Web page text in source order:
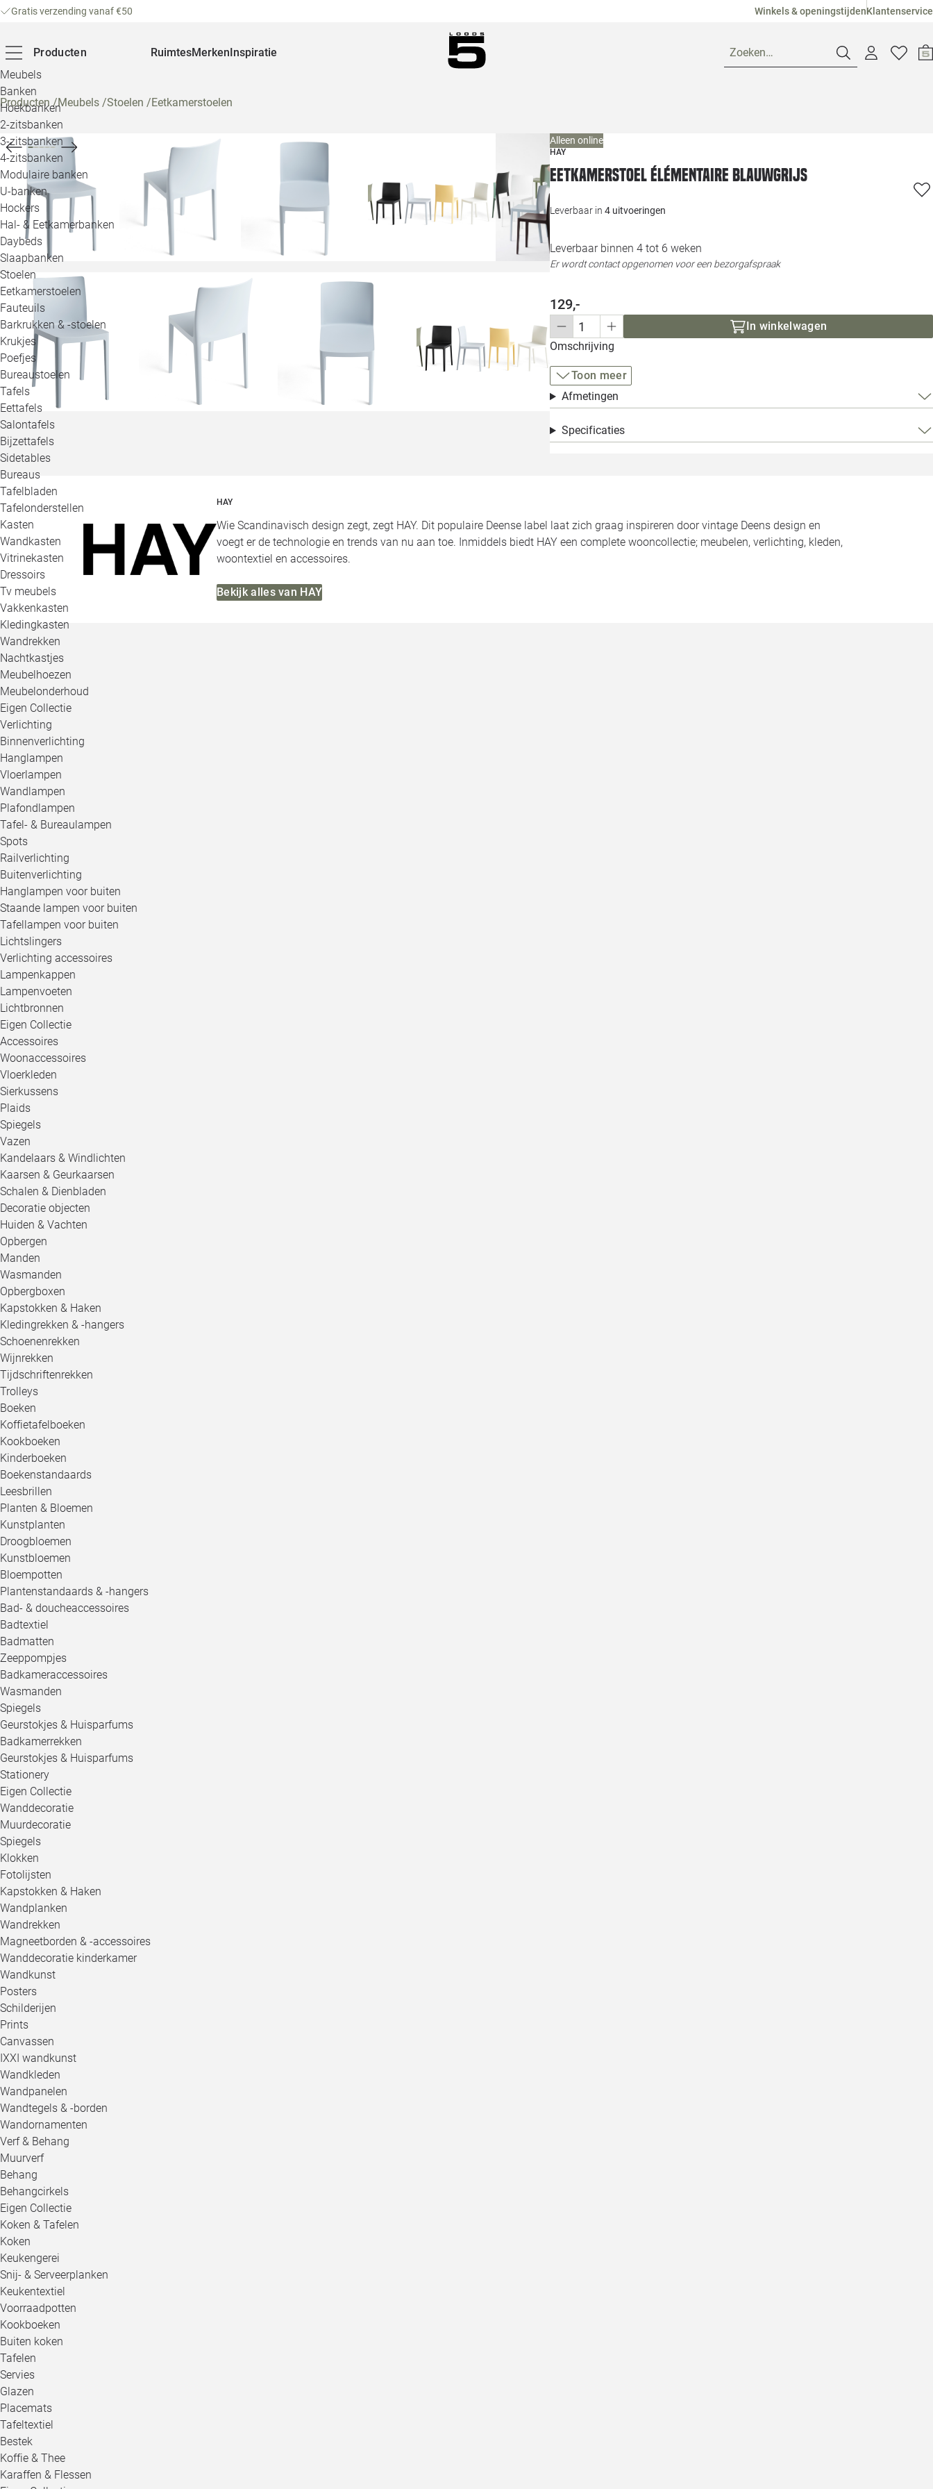
Gratis verzending vanaf €50 Winkels & openingstijdenKlantenservice
Producten
Meubels
Banken
Hoekbanken
2-zitsbanken
3-zitsbanken
4-zitsbanken
Modulaire banken
U-banken
Hockers
Hal- & Eetkamerbanken
Daybeds
Slaapbanken
Stoelen
Eetkamerstoelen
Fauteuils
Barkrukken & -stoelen
Krukjes
Poefjes
Bureaustoelen
Tafels
Eettafels
Salontafels
Bijzettafels
Sidetables
Bureaus
Tafelbladen
Tafelonderstellen
Kasten
Wandkasten
Vitrinekasten
Dressoirs
Tv meubels
Vakkenkasten
Kledingkasten
Wandrekken
Nachtkastjes
Meubelhoezen
Meubelonderhoud
Eigen Collectie
Verlichting
Binnenverlichting
Hanglampen
Vloerlampen
Wandlampen
Plafondlampen
Tafel- & Bureaulampen
Spots
Railverlichting
Buitenverlichting
Hanglampen voor buiten
Staande lampen voor buiten
Tafellampen voor buiten
Lichtslingers
Verlichting accessoires
Lampenkappen
Lampenvoeten
Lichtbronnen
Eigen Collectie
Accessoires
Woonaccessoires
Vloerkleden
Sierkussens
Plaids
Spiegels
Vazen
Kandelaars & Windlichten
Kaarsen & Geurkaarsen
Schalen & Dienbladen
Decoratie objecten
Huiden & Vachten
Opbergen
Manden
Wasmanden
Opbergboxen
Kapstokken & Haken
Kledingrekken & -hangers
Schoenenrekken
Wijnrekken
Tijdschriftenrekken
Trolleys
Boeken
Koffietafelboeken
Kookboeken
Kinderboeken
Boekenstandaards
Leesbrillen
Planten & Bloemen
Kunstplanten
Droogbloemen
Kunstbloemen
Bloempotten
Plantenstandaards & -hangers
Bad- & doucheaccessoires
Badtextiel
Badmatten
Zeeppompjes
Badkameraccessoires
Wasmanden
Spiegels
Geurstokjes & Huisparfums
Badkamerrekken
Geurstokjes & Huisparfums
Stationery
Eigen Collectie
Wanddecoratie
Muurdecoratie
Spiegels
Klokken
Fotolijsten
Kapstokken & Haken
Wandplanken
Wandrekken
Magneetborden & -accessoires
Wanddecoratie kinderkamer
Wandkunst
Posters
Schilderijen
Prints
Canvassen
IXXI wandkunst
Wandkleden
Wandpanelen
Wandtegels & -borden
Wandornamenten
Verf & Behang
Muurverf
Behang
Behangcirkels
Eigen Collectie
Koken & Tafelen
Koken
Keukengerei
Snij- & Serveerplanken
Keukentextiel
Voorraadpotten
Kookboeken
Buiten koken
Tafelen
Servies
Glazen
Placemats
Tafeltextiel
Bestek
Koffie & Thee
Karaffen & Flessen
RuimtesMerkenInspiratie Zoeken…
Loods 5
Alle
Producten/Meubels /Stoelen /Eetkamerstoelen
Alleen online
HAY
Eetkamerstoel Élémentaire blauwgrijs
Leverbaar in 4 uitvoeringen
Leverbaar binnen 4 tot 6 weken
Er wordt contact opgenomen voor een bezorgafspraak
129,-
In winkelwagen
Omschrijving
Toon meer
Afmetingen
Specificaties
HAY
Wie Scandinavisch design zegt, zegt HAY. Dit populaire Deense label laat zich graag inspireren door vintage Deens design en
voegt er de technologie en trends van nu aan toe. Inmiddels biedt HAY een complete wooncollectie; meubelen, verlichting, kleden,
woontextiel en accessoires.
Bekijk alles van HAY